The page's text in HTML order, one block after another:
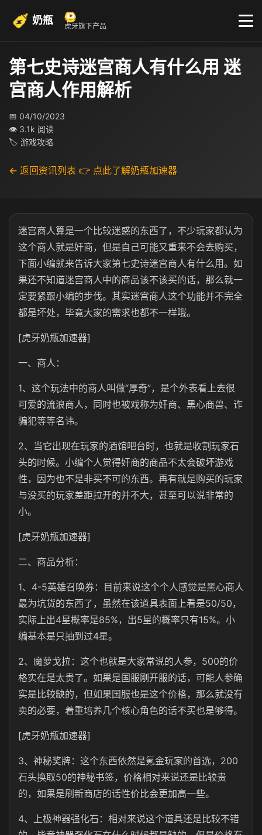
奶瓶 虎牙旗下产品
第七史诗迷宫商人有什么用 迷
宫商人作用解析​
📅 04/10/2023
👁 3.1k 阅读
🏷 游戏攻略
← 返回资讯列表 👉 点此了解奶瓶加速器
迷宫商人算是一个比较迷惑的东西了，不少玩家都认为
这个商人就是奸商，但是自己可能又重来不会去购买，
下面小编就来告诉大家第七史诗迷宫商人有什么用。如
果还不知道迷宫商人中的商品该不该买的话，那么就一
定要紧跟小编的步伐。其实迷宫商人这个功能并不完全
都是坏处，毕竟大家的需求也都不一样哦。
[虎牙奶瓶加速器]
一、商人：
1、这个玩法中的商人叫做“厚奇”，是个外表看上去很
可爱的流浪商人，同时也被戏称为奸商、黑心商兽、诈
骗犯等等名讳。
2、当它出现在玩家的酒馆吧台时，也就是收割玩家石
头的时候。小编个人觉得奸商的商品不太会破坏游戏
性，因为也不是非买不可的东西。再有就是购买的玩家
与没买的玩家差距拉开的并不大，甚至可以说非常的
小。
[虎牙奶瓶加速器]
二、商品分析：
1、4-5英雄召唤券：目前来说这个个人感觉是黑心商人
最为坑货的东西了，虽然在该道具表面上看是50/50，
实际上出4星概率是85%，出5星的概率只有15%。小
编基本是只抽到过4星。
2、魔萝戈拉：这个也就是大家常说的人参，500的价
格实在是太贵了。如果是国服刚开服的话，可能人参确
实是比较缺的，但如果国服也是这个价格，那么就没有
卖的必要，着重培养几个核心角色的话不买也是够得。
[虎牙奶瓶加速器]
3、神秘奖牌：这个东西依然是氪金玩家的首选，200
石头换取50的神秘书签，价格相对来说还是比较贵
的，如果是刷新商店的话性价比会更加高一些。
4、上极神器强化石：相对来说这个道具还是比较不错